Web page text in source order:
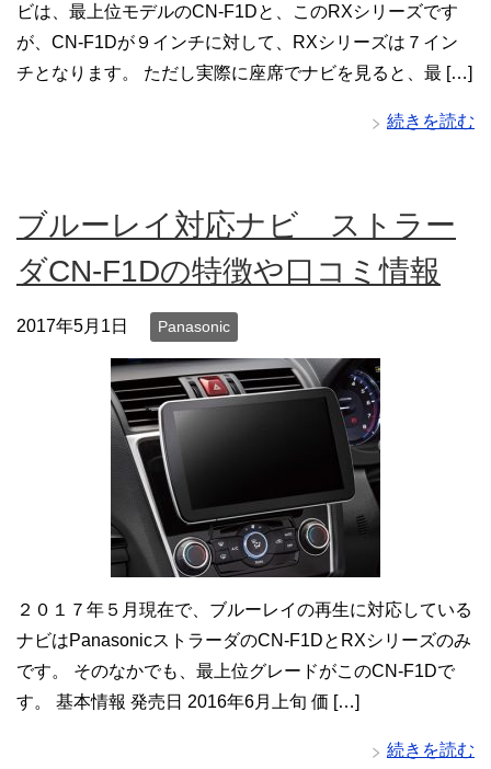
ビは、最上位モデルのCN-F1Dと、このRXシリーズです
が、CN-F1Dが９インチに対して、RXシリーズは７イン
チとなります。 ただし実際に座席でナビを見ると、最 […]
続きを読む
ブルーレイ対応ナビ ストラー
ダCN-F1Dの特徴や口コミ情報
2017年5月1日 Panasonic
２０１７年５月現在で、ブルーレイの再生に対応している
ナビはPanasonicストラーダのCN-F1DとRXシリーズのみ
です。 そのなかでも、最上位グレードがこのCN-F1Dで
す。 基本情報 発売日 2016年6月上旬 価 […]
続きを読む